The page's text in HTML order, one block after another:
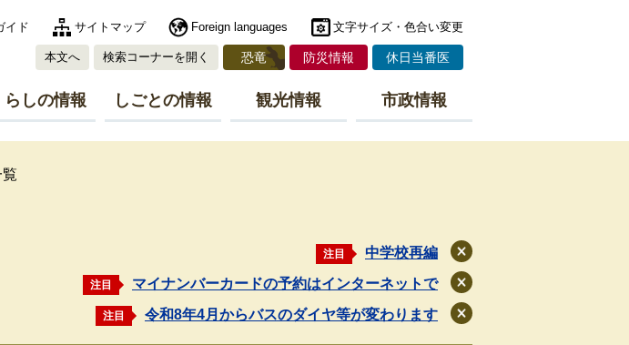
イド サイトマップ Foreign languages 文字サイズ・色合い変更
本文へ 検索コーナーを開く 恐竜 防災情報 休日当番医
らしの情報 しごとの情報 観光情報 市政情報
注目 中学校再編
閉
じ
る
注目 マイナンバーカードの予約はインターネットで
閉
じ
る
注目 令和8年4月からバスのダイヤ等が変わります
閉